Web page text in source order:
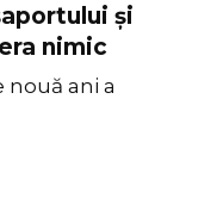
și
nimic
nouă ani a